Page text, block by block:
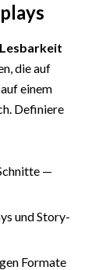
Lesbarkeit
die auf
einem
Definiere
—
und Story-
Formate